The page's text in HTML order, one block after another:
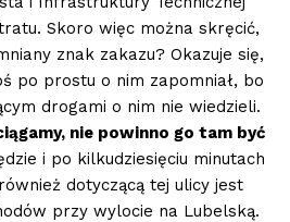
Skoro więc można skręcić,
znak zakazu? Okazuje się,
po prostu o nim zapomniał, bo
drogami o nim nie wiedzieli.
nie powinno go tam być
i po kilkudziesięciu minutach
dotyczącą tej ulicy jest
przy wylocie na Lubelską.